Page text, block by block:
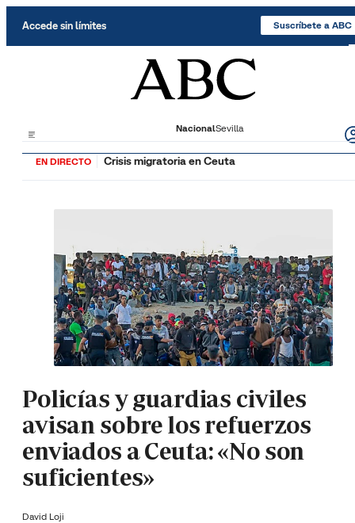
Accede sin límites Suscríbete a ABC
NacionalSevilla
EN DIRECTO Crisis migratoria en Ceuta
Policías y guardias civiles
avisan sobre los refuerzos
enviados a Ceuta: «No son
suficientes»
David Loji